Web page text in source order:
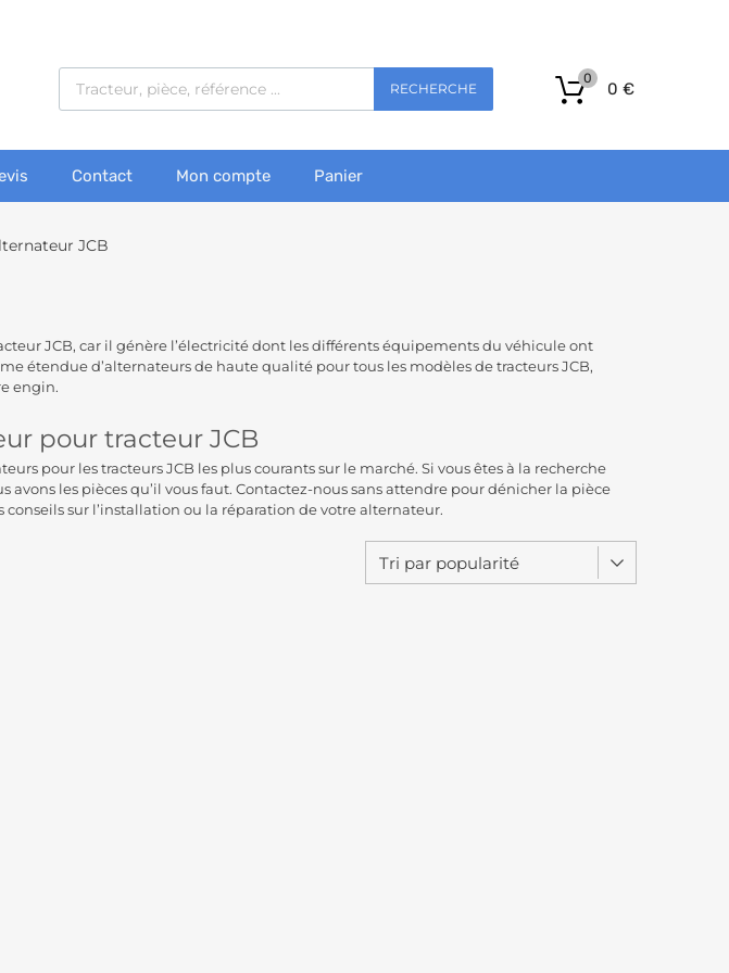
RECHERCHE 0 €
0
Contact Mon compte Panier
JCB
JCB, car il génère l’électricité dont les différents équipements du véhicule ont
étendue d’alternateurs de haute qualité pour tous les modèles de tracteurs JCB,
engin.
pour tracteur JCB
pour les tracteurs JCB les plus courants sur le marché. Si vous êtes à la recherche
avons les pièces qu’il vous faut. Contactez-nous sans attendre pour dénicher la pièce
sur l’installation ou la réparation de votre alternateur.